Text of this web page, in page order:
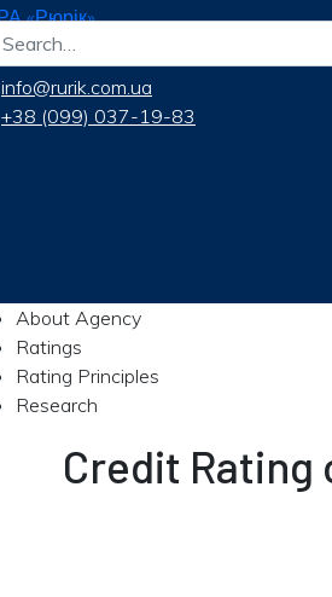
info@rurik.com.ua
+38 (099) 037-19-83
About Agency
Ratings
Rating Principles
Research
Credit Rating